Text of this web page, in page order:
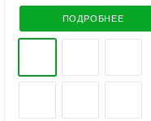
ПОДРОБНЕЕ